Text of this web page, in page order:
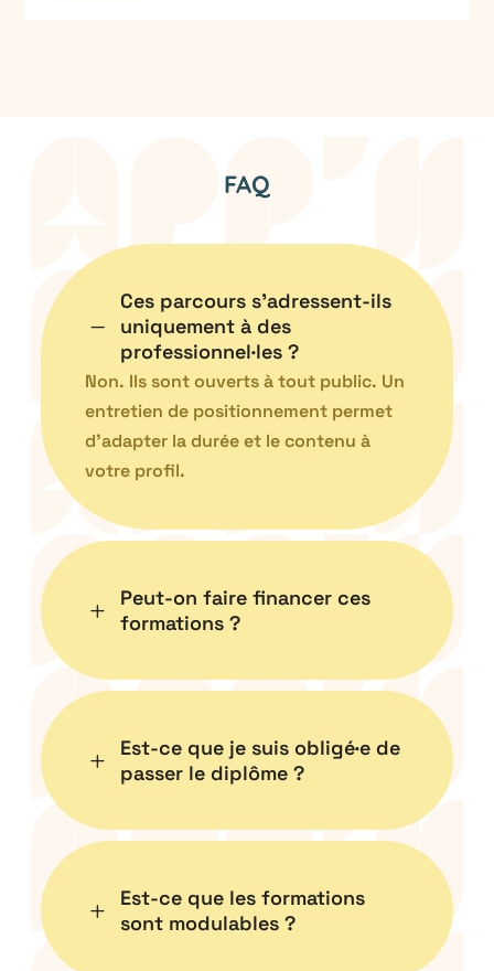
FAQ
K
Ces parcours s’adressent-ils
uniquement à des
professionnel·les ?
Non. Ils sont ouverts à tout public. Un
entretien de positionnement permet
d’adapter la durée et le contenu à
votre profil.
L
Peut-on faire financer ces
formations ?
L
Est-ce que je suis obligé·e de
passer le diplôme ?
L
Est-ce que les formations
sont modulables ?